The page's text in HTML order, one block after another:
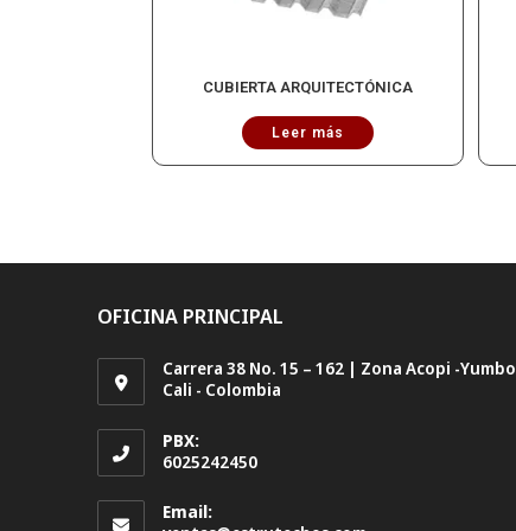
CUBIERTA ARQUITECTÓNICA
Leer más
OFICINA PRINCIPAL
Carrera 38 No. 15 – 162 | Zona Acopi -Yumbo
Cali - Colombia
PBX:
6025242450
Email: